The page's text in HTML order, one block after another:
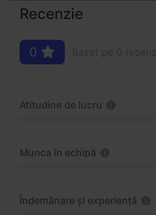
Recenzie
0
Atitudine de lucru
Munca în echipă
Îndemânare și experiență